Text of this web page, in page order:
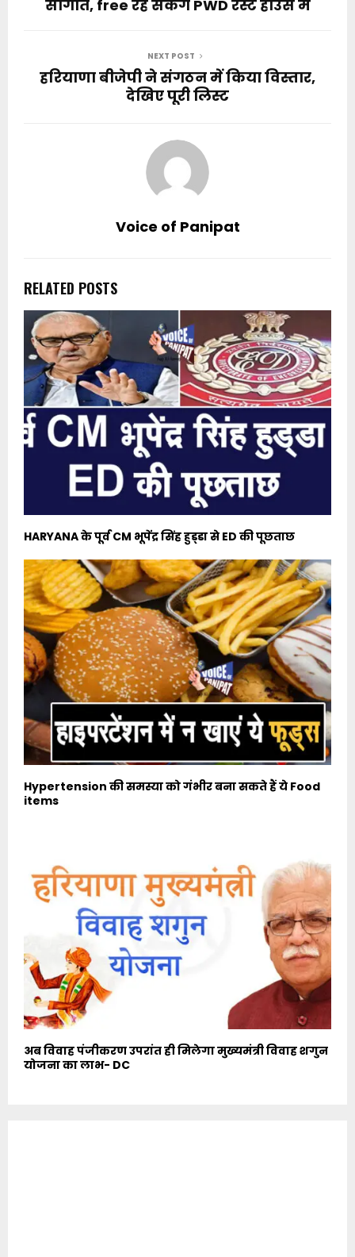
सौगात, free रह सकेंगे PWD रेस्ट हाउस में
NEXT POST
हरियाणा बीजेपी ने संगठन में किया विस्तार,
देखिए पूरी लिस्ट
Voice of Panipat
RELATED POSTS
HARYANA के पूर्व CM भूपेंद्र सिंह हुड्‌डा से ED की पूछताछ
Hypertension की समस्या को गंभीर बना सकते हैं ये Food
items
अब विवाह पंजीकरण उपरांत ही मिलेगा मुख्यमंत्री विवाह शगुन
योजना का लाभ- DC